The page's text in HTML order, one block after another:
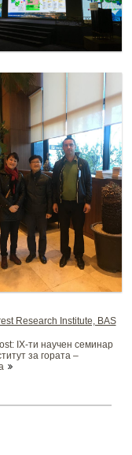
Research Institute, BAS
IX-ти научен семинар
за гората –